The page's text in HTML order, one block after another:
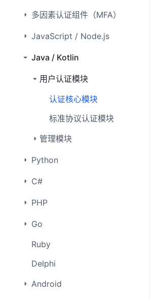
多因素认证组件（MFA）
JavaScript / Node.js
Java / Kotlin
用户认证模块
认证核心模块
标准协议认证模块
管理模块
Python
C#
PHP
Go
Ruby
Delphi
Android